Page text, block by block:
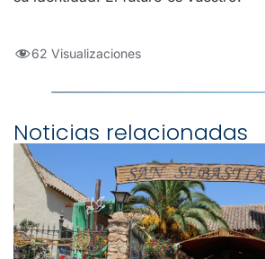
62 Visualizaciones
Noticias relacionadas